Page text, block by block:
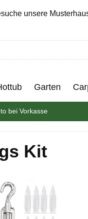
unsere
Garten
bei Vorkasse
Kit